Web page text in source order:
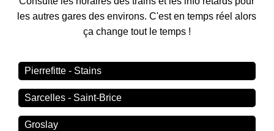
les autres gares des environs. C'est en temps réel alors
ça change tout le temps !
Pierrefitte - Stains
Sarcelles - Saint-Brice
Groslay